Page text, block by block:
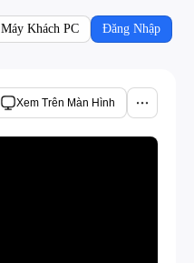
Máy Khách PC Đăng Nhập
Xem Trên Màn Hình